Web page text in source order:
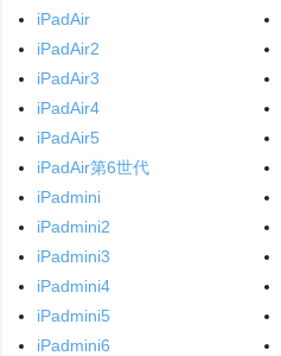
iPadAir
iPadAir2
iPadAir3
iPadAir4
iPadAir5
iPadAir第6世代
iPadmini
iPadmini2
iPadmini3
iPadmini4
iPadmini5
iPadmini6